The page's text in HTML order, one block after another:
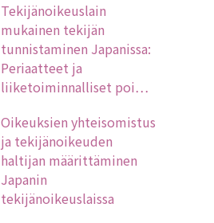
Tekijänoikeuslain
mukainen tekijän
tunnistaminen Japanissa:
Periaatteet ja
liiketoiminnalliset poi…
Oikeuksien yhteisomistus
ja tekijänoikeuden
haltijan määrittäminen
Japanin
tekijänoikeuslaissa